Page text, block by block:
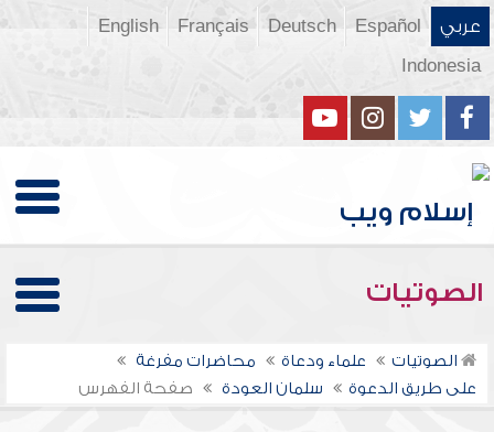
عربي Español
Deutsch
Français
English
Indonesia
الصوتيات
الصوتيات علماء ودعاة
محاضرات مفرغة
على طريق الدعوة
سلمان العودة صفحة الفهرس